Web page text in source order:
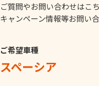
ご質問やお問い合わせはこ
キャンペーン情報等お問い
ご希望車種
スペーシア